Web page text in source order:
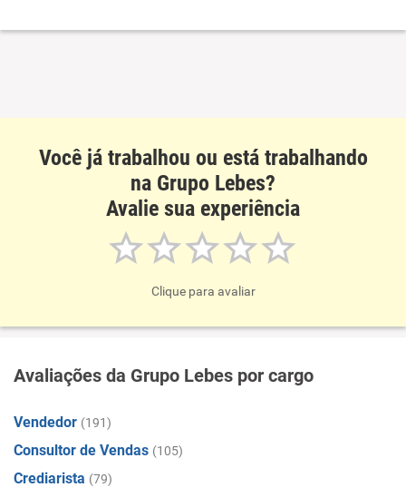
Você já trabalhou ou está trabalhando
na Grupo Lebes?
Avalie sua experiência
Clique para avaliar
Avaliações da Grupo Lebes por cargo
Vendedor (191)
Consultor de Vendas (105)
Crediarista (79)